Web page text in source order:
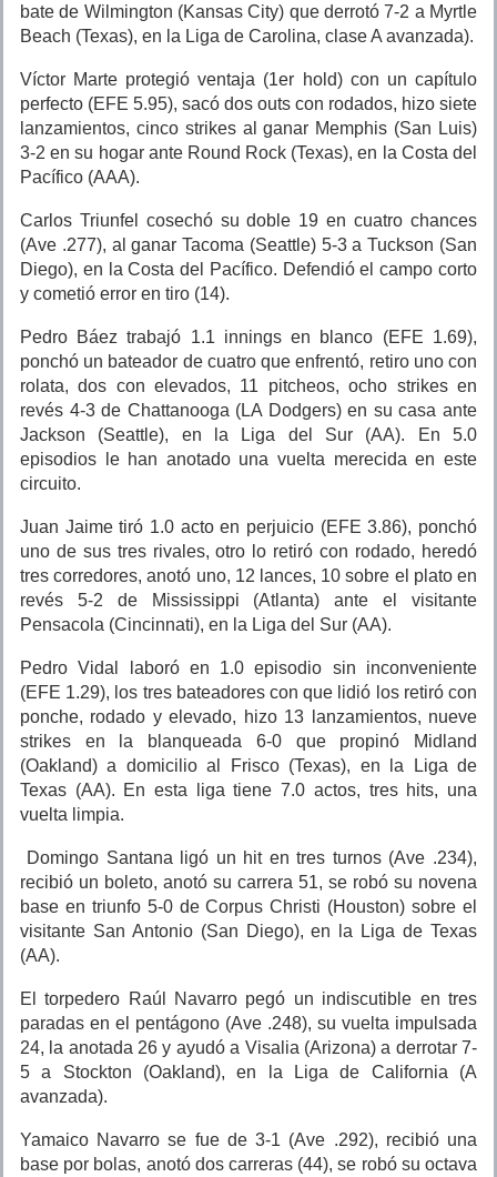
bate de Wilmington (Kansas City) que derrotó 7-2 a Myrtle
Beach (Texas), en la Liga de Carolina, clase A avanzada).
Víctor Marte protegió ventaja (1er hold) con un capítulo
perfecto (EFE 5.95), sacó dos outs con rodados, hizo siete
lanzamientos, cinco strikes al ganar Memphis (San Luis)
3-2 en su hogar ante Round Rock (Texas), en la Costa del
Pacífico (AAA).
Carlos Triunfel cosechó su doble 19 en cuatro chances
(Ave .277), al ganar Tacoma (Seattle) 5-3 a Tuckson (San
Diego), en la Costa del Pacífico. Defendió el campo corto
y cometió error en tiro (14).
Pedro Báez trabajó 1.1 innings en blanco (EFE 1.69),
ponchó un bateador de cuatro que enfrentó, retiro uno con
rolata, dos con elevados, 11 pitcheos, ocho strikes en
revés 4-3 de Chattanooga (LA Dodgers) en su casa ante
Jackson (Seattle), en la Liga del Sur (AA). En 5.0
episodios le han anotado una vuelta merecida en este
circuito.
Juan Jaime tiró 1.0 acto en perjuicio (EFE 3.86), ponchó
uno de sus tres rivales, otro lo retiró con rodado, heredó
tres corredores, anotó uno, 12 lances, 10 sobre el plato en
revés 5-2 de Mississippi (Atlanta) ante el visitante
Pensacola (Cincinnati), en la Liga del Sur (AA).
Pedro Vidal laboró en 1.0 episodio sin inconveniente
(EFE 1.29), los tres bateadores con que lidió los retiró con
ponche, rodado y elevado, hizo 13 lanzamientos, nueve
strikes en la blanqueada 6-0 que propinó Midland
(Oakland) a domicilio al Frisco (Texas), en la Liga de
Texas (AA). En esta liga tiene 7.0 actos, tres hits, una
vuelta limpia.
Domingo Santana ligó un hit en tres turnos (Ave .234),
recibió un boleto, anotó su carrera 51, se robó su novena
base en triunfo 5-0 de Corpus Christi (Houston) sobre el
visitante San Antonio (San Diego), en la Liga de Texas
(AA).
El torpedero Raúl Navarro pegó un indiscutible en tres
paradas en el pentágono (Ave .248), su vuelta impulsada
24, la anotada 26 y ayudó a Visalia (Arizona) a derrotar 7-
5 a Stockton (Oakland), en la Liga de California (A
avanzada).
Yamaico Navarro se fue de 3-1 (Ave .292), recibió una
base por bolas, anotó dos carreras (44), se robó su octava